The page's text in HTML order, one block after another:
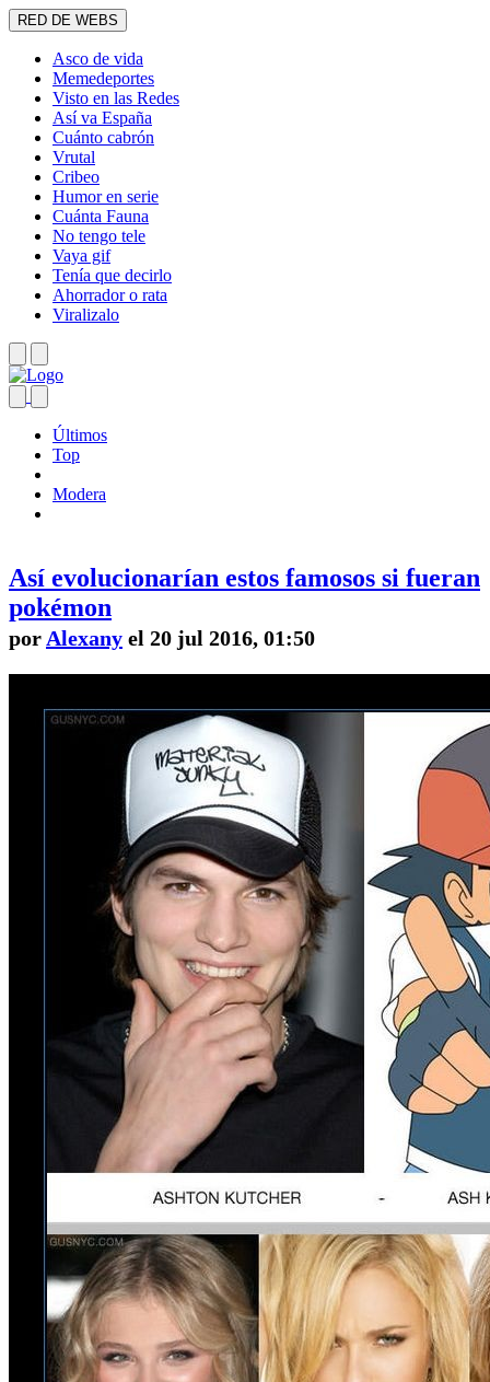
RED DE WEBS
Asco de vida
Memedeportes
Visto en las Redes
Así va España
Cuánto cabrón
Vrutal
Cribeo
Humor en serie
Cuánta Fauna
No tengo tele
Vaya gif
Tenía que decirlo
Ahorrador o rata
Viralizalo
Últimos
Top
Modera
Así evolucionarían estos famosos si fueran
pokémon
por Alexany el 20 jul 2016, 01:50